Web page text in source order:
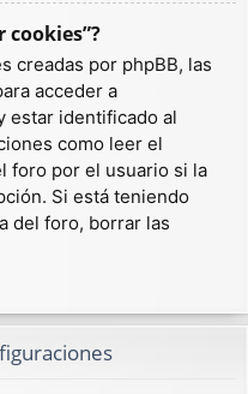
cookies”?
creadas por phpBB, las
acceder a
estar identificado al
como leer el
foro por el usuario si la
Si está teniendo
del foro, borrar las